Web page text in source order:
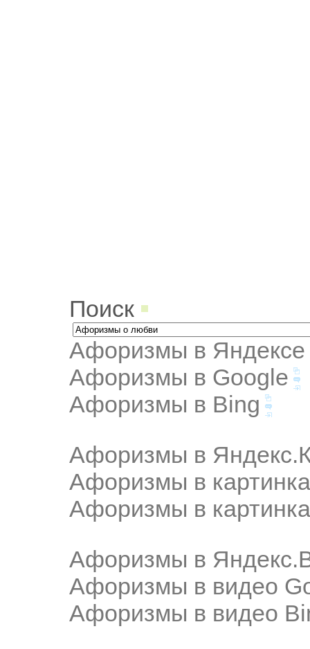
Поиск
Афоризмы в Яндексе
Афоризмы в Google
Афоризмы в Bing
Афоризмы в
Афоризмы в
Афоризмы в
Афоризмы в
Афоризмы в видео
Афоризмы в видео